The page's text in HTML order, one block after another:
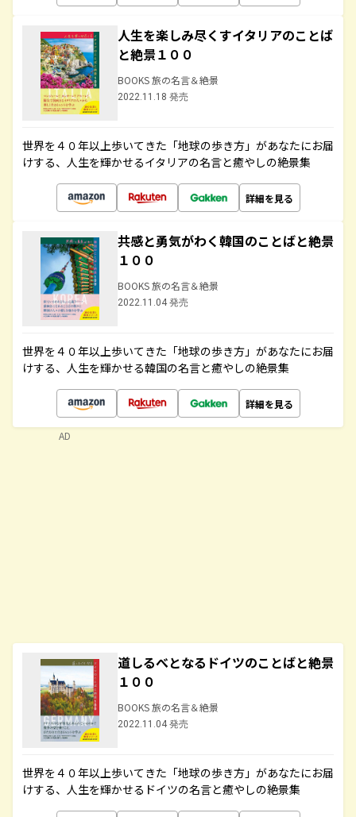
人生を楽しみ尽くすイタリアのことば
と絶景１００
BOOKS 旅の名言＆絶景
2022.11.18 発売
世界を４０年以上歩いてきた「地球の歩き方」があなたにお届
けする、人生を輝かせるイタリアの名言と癒やしの絶景集
詳細を見る
共感と勇気がわく韓国のことばと絶景
１００
BOOKS 旅の名言＆絶景
2022.11.04 発売
世界を４０年以上歩いてきた「地球の歩き方」があなたにお届
けする、人生を輝かせる韓国の名言と癒やしの絶景集
詳細を見る
道しるべとなるドイツのことばと絶景
１００
BOOKS 旅の名言＆絶景
2022.11.04 発売
世界を４０年以上歩いてきた「地球の歩き方」があなたにお届
けする、人生を輝かせるドイツの名言と癒やしの絶景集
AD